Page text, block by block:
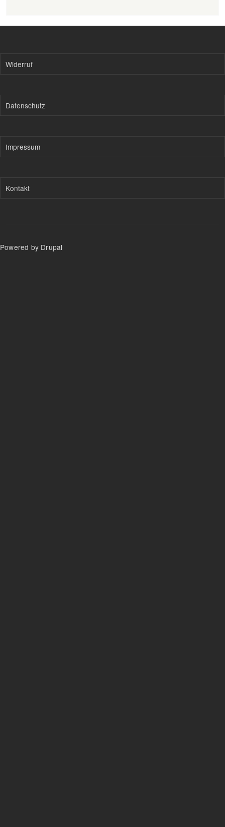
Widerruf
Datenschutz
Impressum
Kontakt
Powered by Drupal